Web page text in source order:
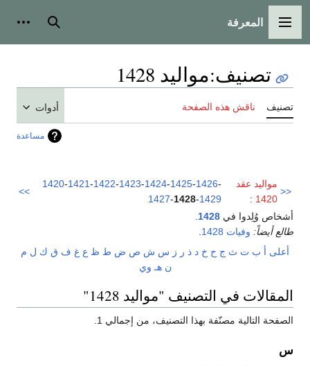
القائمة الرئيسية
المعرفة بحث
تصنيف:مواليد 1428
تصنيف ناقش هذه الصفحة أدوات
مساعدة
<<
مواليد عقد
1420
:
1420-1421-1422-1423-1424-1425-1426-
1427-1428-1429
>>
أشخاص وُلِدوا في 1428
طالع أيضاً: وفيات 1428
أعلى أ ب ت ث ج ح خ د ذ ر ز س ش ص ض ط ظ ع غ ف ق ك ل م
ن هـ وي
المقالات في التصنيف "مواليد 1428"
الصفحة التالية مصنّفة بهذا التصنيف، من إجمالي 1.
س